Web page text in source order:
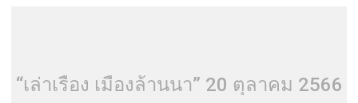
“เล่าเรื่อง เมืองล้านนา” 20 ตุลาคม 2566